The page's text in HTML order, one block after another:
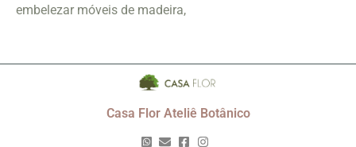
embelezar móveis de madeira,
Casa Flor Ateliê Botânico